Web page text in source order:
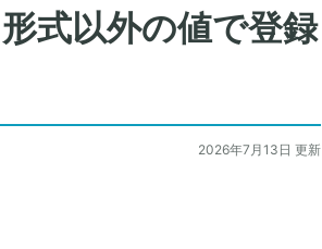
式以外の値で登録
2026年7月13日 更新